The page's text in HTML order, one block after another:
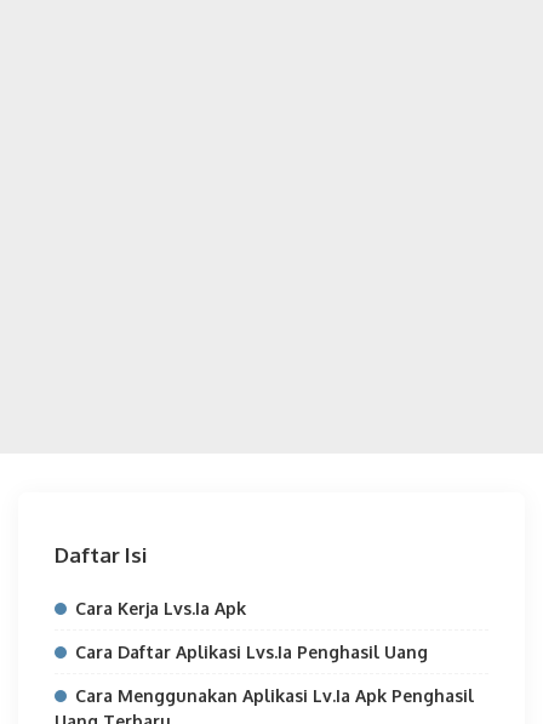
Daftar Isi
Cara Kerja Lvs.Ia Apk
Cara Daftar Aplikasi Lvs.Ia Penghasil Uang
Cara Menggunakan Aplikasi Lv.Ia Apk Penghasil